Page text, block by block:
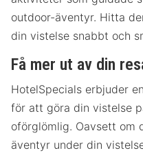
outdoor-äventyr. Hitta
din vistelse snabbt och
Få mer ut av din
HotelSpecials erbjuder
för att göra din vistelse
oförglömlig. Oavsett om
äventyr under din